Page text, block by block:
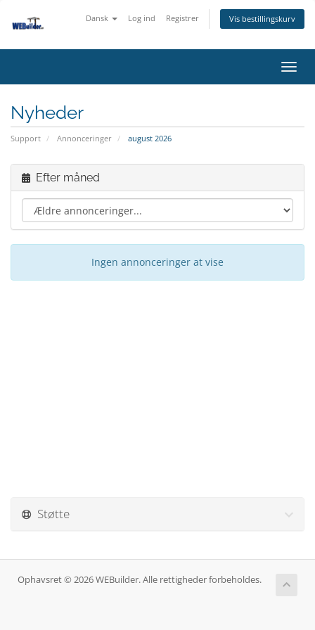
Dansk Log ind Registrer Vis bestillingskurv
Skift
Nyheder
Support Annonceringer august 2026
Efter måned
Ingen annonceringer at vise
Støtte
Ophavsret © 2026 WEBuilder. Alle rettigheder forbeholdes.